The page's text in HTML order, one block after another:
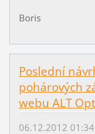
Boris
Poslední
pohárových
webu ALT
06.12.2012 01:34